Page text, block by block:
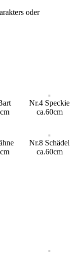
oder
Nr.4 Speckie
ca.60cm
Nr.8 Schädel
ca.60cm